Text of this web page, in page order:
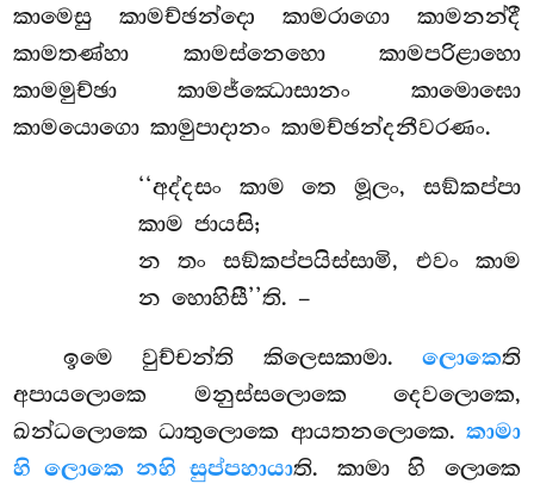
කාමෙසු කාමච්ඡන්දො කාමරාගො කාමනන්දී
කාමතණ්හා කාමස්නෙහො කාමපරිළාහො
කාමමුච්ඡා කාමජ්ඣොසානං කාමොඝො
කාමයොගො කාමුපාදානං කාමච්ඡන්දනීවරණං.
‘‘අද්දසං කාම තෙ මූලං, සඞ්කප්පා
කාම ජායසි;
න තං සඞ්කප්පයිස්සාමි, එවං කාම
න හොහිසී’’ති. –
ඉමෙ වුච්චන්ති කිලෙසකාමා. ලොකෙති
අපායලොකෙ මනුස්සලොකෙ දෙවලොකෙ,
ඛන්ධලොකෙ ධාතුලොකෙ ආයතනලොකෙ. කාමා
හි ලොකෙ නහි සුප්පහායාති. කාමා හි ලොකෙ